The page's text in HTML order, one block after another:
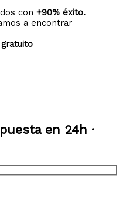
con +90% éxito.
a encontrar
gratuito
en 24h ·